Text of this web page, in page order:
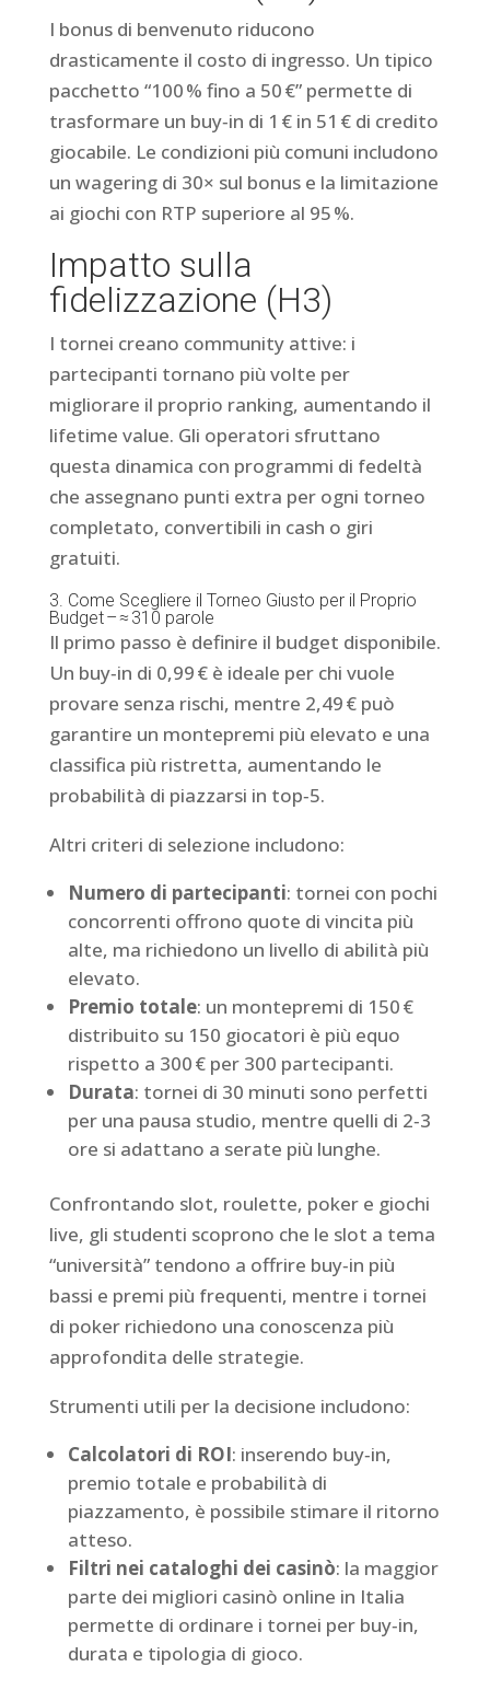
I bonus di benvenuto riducono
drasticamente il costo di ingresso. Un tipico
pacchetto “100 % fino a 50 €” permette di
trasformare un buy‑in di 1 € in 51 € di credito
giocabile. Le condizioni più comuni includono
un wagering di 30× sul bonus e la limitazione
ai giochi con RTP superiore al 95 %.
Impatto sulla
fidelizzazione (H3)
I tornei creano community attive: i
partecipanti tornano più volte per
migliorare il proprio ranking, aumentando il
lifetime value. Gli operatori sfruttano
questa dinamica con programmi di fedeltà
che assegnano punti extra per ogni torneo
completato, convertibili in cash o giri
gratuiti.
3. Come Scegliere il Torneo Giusto per il Proprio
Budget – ≈ 310 parole
Il primo passo è definire il budget disponibile.
Un buy‑in di 0,99 € è ideale per chi vuole
provare senza rischi, mentre 2,49 € può
garantire un montepremi più elevato e una
classifica più ristretta, aumentando le
probabilità di piazzarsi in top‑5.
Altri criteri di selezione includono:
Numero di partecipanti: tornei con pochi
concorrenti offrono quote di vincita più
alte, ma richiedono un livello di abilità più
elevato.
Premio totale: un montepremi di 150 €
distribuito su 150 giocatori è più equo
rispetto a 300 € per 300 partecipanti.
Durata: tornei di 30 minuti sono perfetti
per una pausa studio, mentre quelli di 2‑3
ore si adattano a serate più lunghe.
Confrontando slot, roulette, poker e giochi
live, gli studenti scoprono che le slot a tema
“università” tendono a offrire buy‑in più
bassi e premi più frequenti, mentre i tornei
di poker richiedono una conoscenza più
approfondita delle strategie.
Strumenti utili per la decisione includono:
Calcolatori di ROI: inserendo buy‑in,
premio totale e probabilità di
piazzamento, è possibile stimare il ritorno
atteso.
Filtri nei cataloghi dei casinò: la maggior
parte dei migliori casinò online in Italia
permette di ordinare i tornei per buy‑in,
durata e tipologia di gioco.